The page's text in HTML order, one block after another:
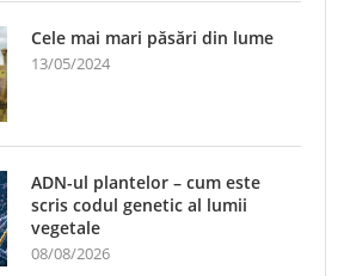
Cele mai mari păsări din lume
13/05/2024
ADN-ul plantelor – cum este
scris codul genetic al lumii
vegetale
08/08/2026